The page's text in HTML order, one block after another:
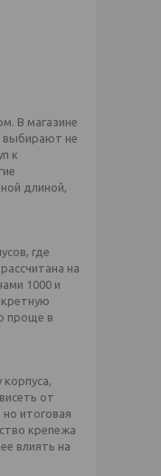
В магазине
выбирают не
к
длиной,
где
на
1000 и
проще в
от
итоговая
крепежа
влиять на